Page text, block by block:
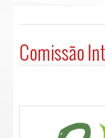
Comissão